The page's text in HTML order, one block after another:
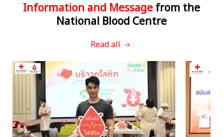
Information and Messagefrom the
National Blood Centre
Read all